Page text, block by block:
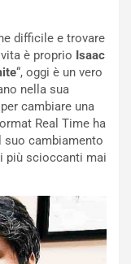
difficile e trovare
è proprio Isaac
“, oggi è un vero
nella sua
cambiare una
Real Time ha
cambiamento
più scioccanti mai